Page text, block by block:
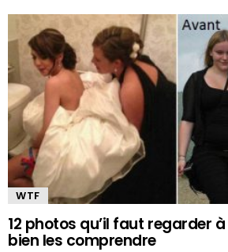
WTF
12 photos qu’il faut regarder
bien les comprendre